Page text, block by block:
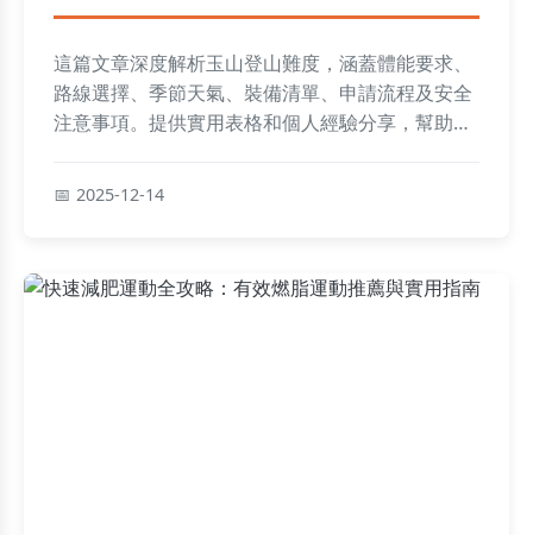
這篇文章深度解析玉山登山難度，涵蓋體能要求、
路線選擇、季節天氣、裝備清單、申請流程及安全
注意事項。提供實用表格和個人經驗分享，幫助您
2025-12-14